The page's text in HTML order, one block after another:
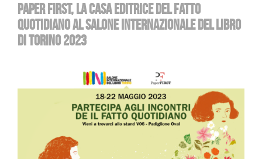
PAPER FIRST, LA CASA EDITRICE DEL FATTO
QUOTIDIANO AL SALONE INTERNAZIONALE DEL LIBRO
DI TORINO 2023